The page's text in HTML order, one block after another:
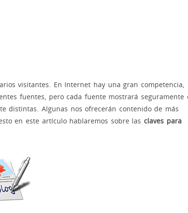
visitantes. En Internet hay una gran competencia,
fuentes, pero cada fuente mostrará seguramente
distintas. Algunas nos ofrecerán contenido de más
en este artículo hablaremos sobre las claves para